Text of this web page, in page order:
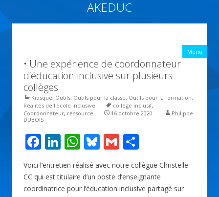
AKEDUC
Menu
• Une expérience de coordonnateur
d’éducation inclusive sur plusieurs
collèges
Kiosque, Outils, Outils pour la classe, Outils pour la formation,
Réalités de l'école inclusive
collège inclusif,
Coordonnateur, ressource 16 octobre 2020
Philippe
DUBOIS
F
ac
e
b
Li
n
k
e
W
h
at
s
Bl
e
sk
G
m
ai
l
ar
ta
g
Voici l’entretien réalisé avec notre collègue Christelle
CC qui est titulaire d’un poste d’enseignante
coordinatrice pour l’éducation inclusive partagé sur